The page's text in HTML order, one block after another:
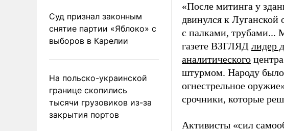
Суд признал законным
снятие партии «Яблоко» с
выборов в Карелии
На польско-украинской
границе скопились
тысячи грузовиков из-за
закрытия портов
«После митинга у
двинулся к
с палками, трубами...
газете ВЗГЛЯД лидер
аналитического
штурмом. Народу было
огнестрельное
срочники, которые
Активисты «сил